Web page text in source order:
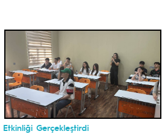
Etkinliği Gerçekleştirdi